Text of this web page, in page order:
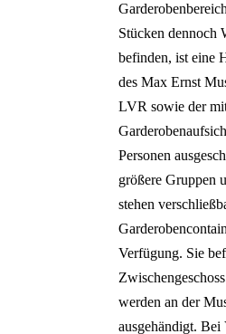
Stücken dennoch
befinden, ist eine
des Max Ernst
LVR sowie der
Personen
größere Gruppen
stehen
Verfügung. Sie
werden an der
ausgehändigt. Bei